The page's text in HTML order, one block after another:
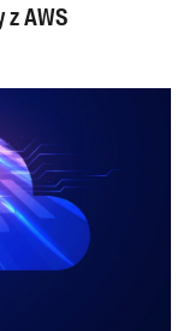
AWS